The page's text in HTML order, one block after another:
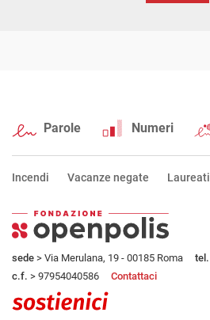
Parole Numeri
Incendi Vacanze negate Laureati
sede > Via Merulana, 19 - 00185 Roma tel.
c.f. > 97954040586 Contattaci